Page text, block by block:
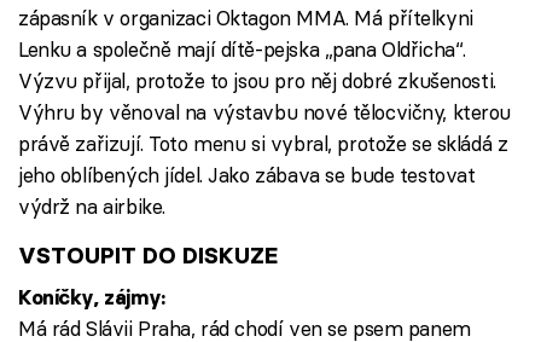
Sledujte nás
zápasník v organizaci Oktagon MMA. Má přítelkyni
Lenku a společně mají dítě-pejska „pana Oldřicha“.
Výzvu přijal, protože to jsou pro něj dobré zkušenosti.
Výhru by věnoval na výstavbu nové tělocvičny, kterou
právě zařizují. Toto menu si vybral, protože se skládá z
jeho oblíbených jídel. Jako zábava se bude testovat
výdrž na airbike.
VSTOUPIT DO DISKUZE
Koníčky, zájmy:
Má rád Slávii Praha, rád chodí ven se psem panem